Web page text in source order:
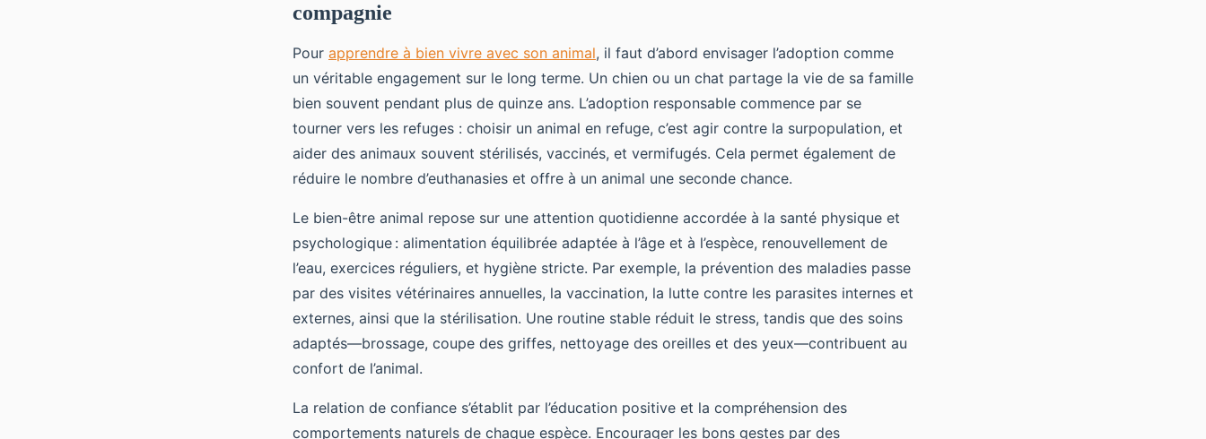
compagnie
Pour apprendre à bien vivre avec son animal, il faut d’abord envisager l’adoption comme
un véritable engagement sur le long terme. Un chien ou un chat partage la vie de sa famille
bien souvent pendant plus de quinze ans. L’adoption responsable commence par se
tourner vers les refuges : choisir un animal en refuge, c’est agir contre la surpopulation, et
aider des animaux souvent stérilisés, vaccinés, et vermifugés. Cela permet également de
réduire le nombre d’euthanasies et offre à un animal une seconde chance.
Le bien-être animal repose sur une attention quotidienne accordée à la santé physique et
psychologique : alimentation équilibrée adaptée à l’âge et à l’espèce, renouvellement de
l’eau, exercices réguliers, et hygiène stricte. Par exemple, la prévention des maladies passe
par des visites vétérinaires annuelles, la vaccination, la lutte contre les parasites internes et
externes, ainsi que la stérilisation. Une routine stable réduit le stress, tandis que des soins
adaptés—brossage, coupe des griffes, nettoyage des oreilles et des yeux—contribuent au
confort de l’animal.
La relation de confiance s’établit par l’éducation positive et la compréhension des
comportements naturels de chaque espèce. Encourager les bons gestes par des